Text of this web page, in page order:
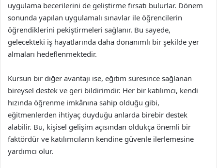
uygulama becerilerini de geliştirme fırsatı bulurlar. Dönem
sonunda yapılan uygulamalı sınavlar ile öğrencilerin
öğrendiklerini pekiştirmeleri sağlanır. Bu sayede,
gelecekteki iş hayatlarında daha donanımlı bir şekilde yer
almaları hedeflenmektedir.
Kursun bir diğer avantajı ise, eğitim süresince sağlanan
bireysel destek ve geri bildirimdir. Her bir katılımcı, kendi
hızında öğrenme imkânına sahip olduğu gibi,
eğitmenlerden ihtiyaç duyduğu anlarda birebir destek
alabilir. Bu, kişisel gelişim açısından oldukça önemli bir
faktördür ve katılımcıların kendine güvenle ilerlemesine
yardımcı olur.